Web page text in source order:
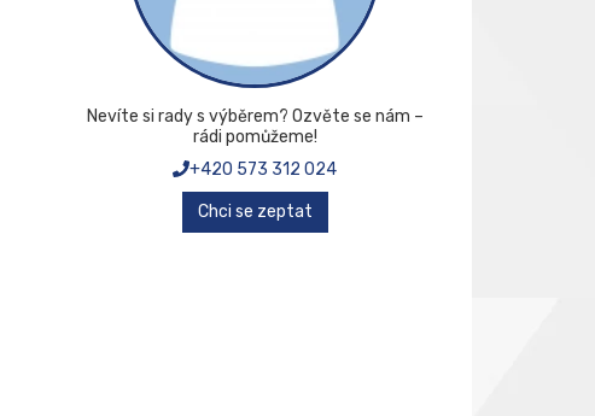
Nevíte si rady s výběrem? Ozvěte se nám –
rádi pomůžeme!
+420 573 312 024
Chci se zeptat